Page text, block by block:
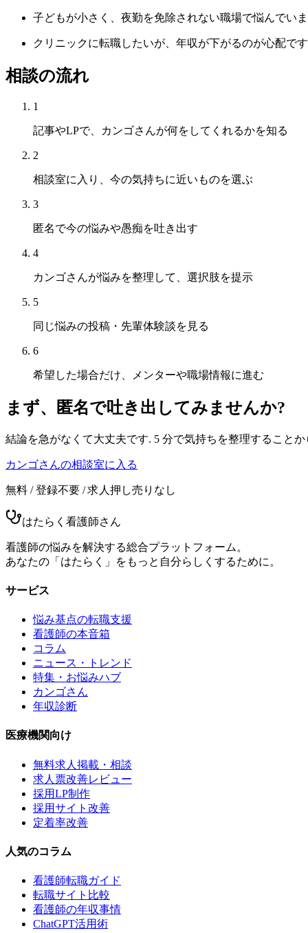
子どもが小さく、夜勤を免除されない職場で悩んでい
クリニックに転職したいが、年収が下がるのが心配で
相談の流れ
1
記事やLPで、カンゴさんが何をしてくれるかを知る
2
相談室に入り、今の気持ちに近いものを選ぶ
3
匿名で今の悩みや愚痴を吐き出す
4
カンゴさんが悩みを整理して、選択肢を提示
5
同じ悩みの投稿・先輩体験談を見る
6
希望した場合だけ、メンターや職場情報に進む
まず、匿名で吐き出してみませんか?
結論を急がなくて大丈夫です. 5 分で気持ちを整理すること
カンゴさんの相談室に入る
無料 / 登録不要 / 求人押し売りなし
はたらく看護師さん
看護師の悩みを解決する総合プラットフォーム。
あなたの「はたらく」をもっと自分らしくするために。
サービス
悩み基点の転職支援
看護師の本音箱
コラム
ニュース・トレンド
特集・お悩みハブ
カンゴさん
年収診断
医療機関向け
無料求人掲載・相談
求人票改善レビュー
採用LP制作
採用サイト改善
定着率改善
人気のコラム
看護師転職ガイド
転職サイト比較
看護師の年収事情
ChatGPT活用術